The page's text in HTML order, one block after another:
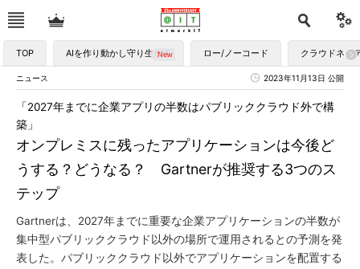
TOP AIを作り動かし守り生かす ロー/ノーコード クラウドネイ
ニュース 2023年11月13日 公開
オンプレミスに残ったアプリケーションは今後ど
うする？どうなる？ Gartnerが推奨する3つのス
テップ
「2027年までに企業アプリの半数はパブリッククラウド外で構
築」
Gartnerは、2027年までに重要な企業アプリケーションの半数が
集中型パブリッククラウド以外の場所で運用されるとの予測を発
表した。パブリッククラウド以外でアプリケーションを配置する